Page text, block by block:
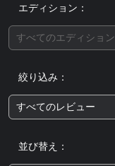
エディション：
すべてのエディション
絞り込み：
すべてのレビュー
並び替え：